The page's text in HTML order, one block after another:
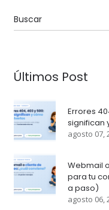
Últimos Post
Errores
significan
agosto 07,
Webmail
para tu
a paso)
agosto 06,